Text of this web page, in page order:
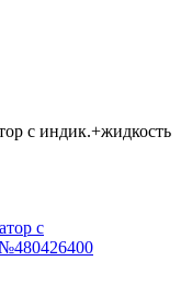
с индик.+жидкость